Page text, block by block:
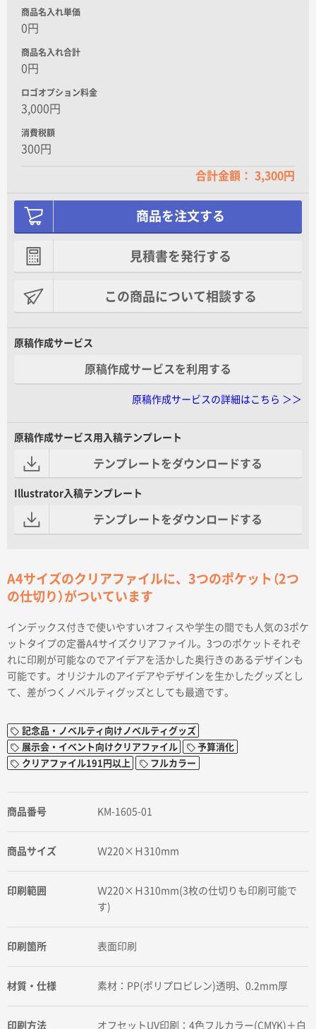
商品名入れ単価
0円
商品名入れ合計
0円
ロゴオプション料金
3,000円
消費税額
300円
合計金額： 3,300円
商品を注文する
見積書を発行する
この商品について相談する
原稿作成サービス
原稿作成サービスを利用する
原稿作成サービスの詳細はこちら ＞＞
原稿作成サービス用入稿テンプレート
テンプレートをダウンロードする
Illustrator入稿テンプレート
テンプレートをダウンロードする
A4サイズのクリアファイルに、3つのポケット（2つ
の仕切り）がついています
インデックス付きで使いやすいオフィスや学生の間でも人気の3ポケ
ットタイプの定番A4サイズクリアファイル。3つのポケットそれぞ
れに印刷が可能なのでアイデアを活かした奥行きのあるデザインも
可能です。オリジナルのアイデアやデザインを生かしたグッズとし
て、差がつくノベルティグッズとしても最適です。
記念品・ノベルティ向けノベルティグッズ
展示会・イベント向けクリアファイル
予算消化
クリアファイル191円以上
フルカラー
商品番号 KM-1605-01
商品サイズ Ｗ220×Ｈ310mm
印刷範囲
Ｗ220×Ｈ310mm(3枚の仕切りも印刷可能で
す)
印刷箇所 表面印刷
材質・仕様 素材：PP(ポリプロピレン)透明、0.2mm厚
印刷方法 オフセットUV印刷：4色フルカラー(CMYK)＋白